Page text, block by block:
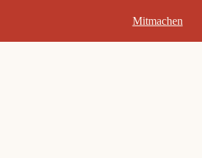
Mitmachen